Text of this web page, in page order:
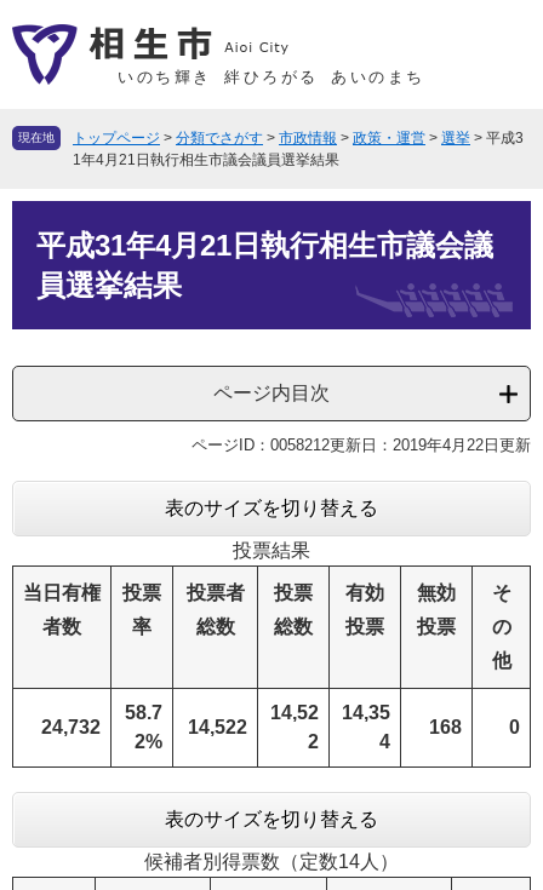
ー
先
ニ
を
へ
いのち輝き 絆ひろがる あいのまち
現在地 トップページ > 分類でさがす > 市政情報 > 政策・運営 > 選挙 > 平成3
1年4月21日執行相生市議会議員選挙結果
平成31年4月21日執行相生市議会議
員選挙結果
ページ内目次
ページID：0058212更新日：2019年4月22日更新
表のサイズを切り替える
投票結果
当日有権
者数
投票
率
投票者
総数
投票
総数
有効
投票
無効
投票
そ
の
他
24,732
58.7
2%
14,522
14,52
2
14,35
4
168 0
表のサイズを切り替える
候補者別得票数（定数14人）